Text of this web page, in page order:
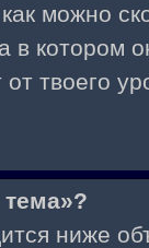
можно
в котором
твоего
ниже